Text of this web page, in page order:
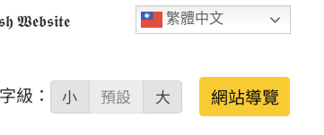
繁體中文
𝖂𝖊𝖇𝖘𝖎𝖙𝖊
字級： 小 預設 大 網站導覽